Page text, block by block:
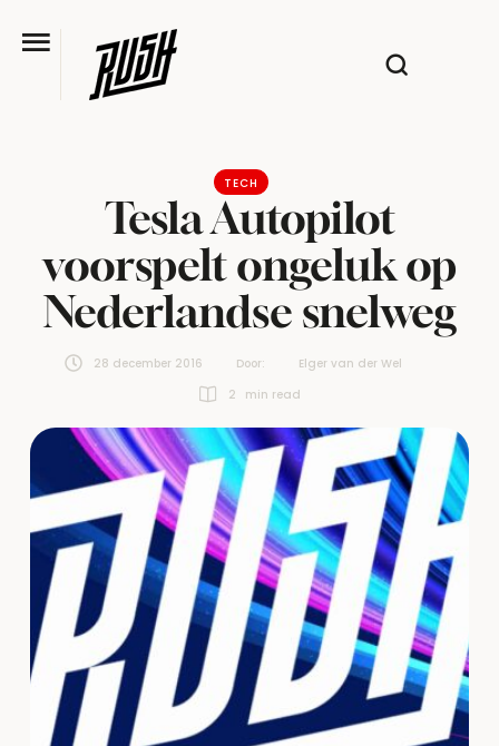
TECH
Tesla Autopilot
voorspelt ongeluk op
Nederlandse snelweg
28 december 2016 Door:
Elger van der Wel
2
min read